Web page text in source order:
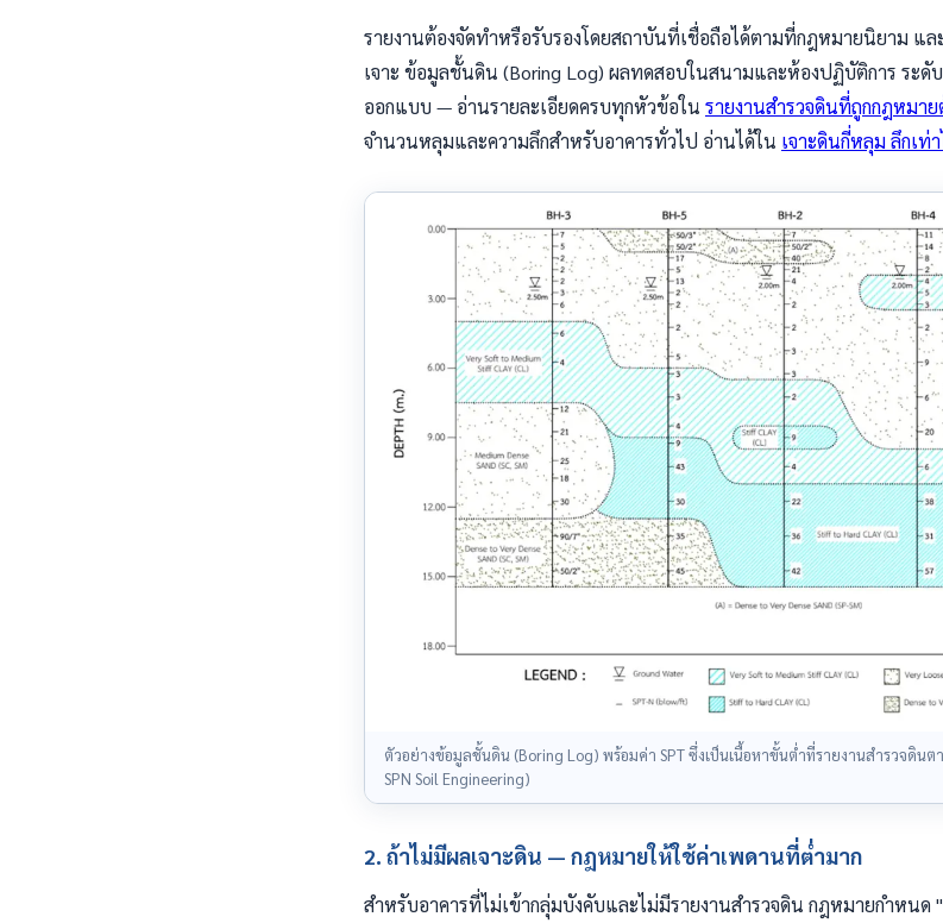
รายงานต้องจัดทำหรือรับรองโดยสถาบันที่เชื่อถือได้ตามที่กฎหมายนิยาม แ
เจาะ ข้อมูลชั้นดิน (Boring Log) ผลทดสอบในสนามและห้องปฏิบัติการ ระ
ออกแบบ — อ่านรายละเอียดครบทุกหัวข้อใน รายงานสำรวจดินที่ถูกกฎหมาย
จำนวนหลุมและความลึกสำหรับอาคารทั่วไป อ่านได้ใน เจาะดินกี่หลุม ลึกเท่
ตัวอย่างข้อมูลชั้นดิน (Boring Log) พร้อมค่า SPT ซึ่งเป็นเนื้อหาขั้นต่ำที่รายงานสำรวจดินต
SPN Soil Engineering)
2. ถ้าไม่มีผลเจาะดิน — กฎหมายให้ใช้ค่าเพดานที่ต่ำมาก
สำหรับอาคารที่ไม่เข้ากลุ่มบังคับและไม่มีรายงานสำรวจดิน กฎหมายกำหน